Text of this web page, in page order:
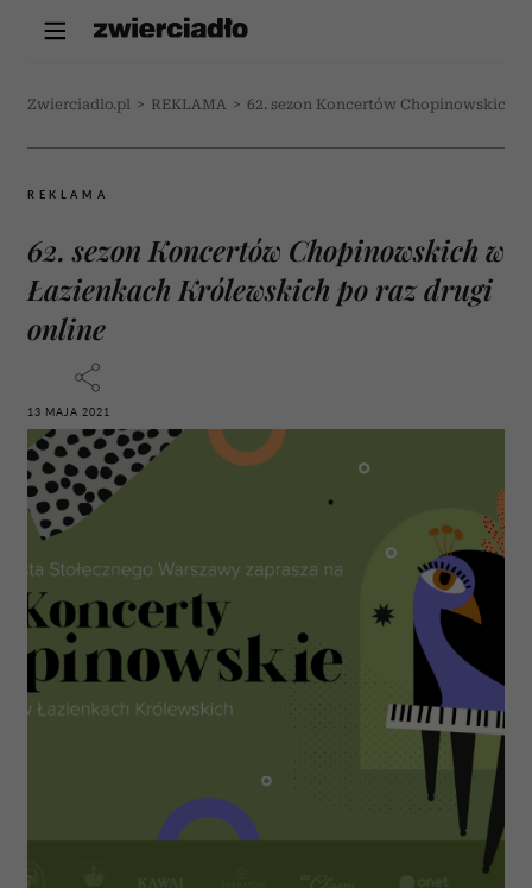
Zwierciadlo.pl > REKLAMA > 62. sezon Koncertów Chopinowskich
REKLAMA
62. sezon Koncertów Chopinowskich w
Łazienkach Królewskich po raz drugi
online
13 MAJA 2021